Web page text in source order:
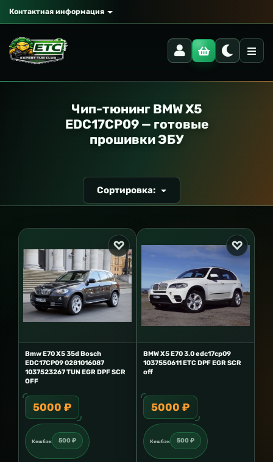
Контактная информация
Чип-тюнинг BMW X5
EDC17CP09 — готовые
прошивки ЭБУ
Сортировка:
Bmw E70 X5 35d Bosch
EDC17CP09 0281016087
1037523267 TUN EGR DPF SCR
OFF
5000 ₽
Кешбэк 500 ₽
BMW X5 E70 3.0 edc17cp09
1037550611 ETC DPF EGR SCR
off
5000 ₽
Кешбэк 500 ₽